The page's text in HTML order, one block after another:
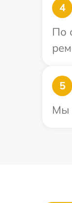
4
По
5
Мы